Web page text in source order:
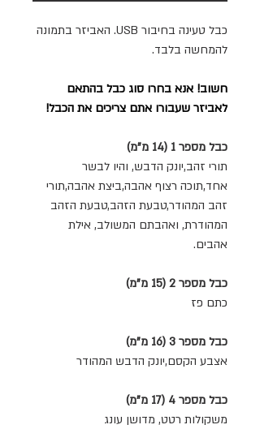
כבל טעינה בחיבור USB. האביזר בתמונה
להמחשה בלבד.
חשוב! אנא בחרו סוג כבל בהתאם
לאביזר שעבורו אתם צריכים את הכבל!
כבל מספר 1 (14 מ"מ)
תורי זהב,יונק הדבש, והיו לבשר
אחד,תוכה רצוף אהבה,ביצת אהבה,תורי
זהב המהודר,טבעת הזהב,טבעת הזהב
המהודרת, ואהבתם המשולב, אילת
אהבים.
כבל מספר 2 (15 מ"מ)
כתם פז
כבל מספר 3 (16 מ"מ)
אצבע הקסם,יונק הדבש המהודר
כבל מספר 4 (17 מ"מ)
משקולות רטט, מדושן עונג